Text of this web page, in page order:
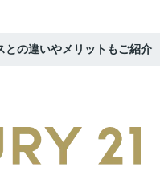
との違いやメリットもご紹介